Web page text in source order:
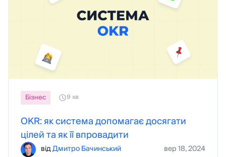
Бізнес 9 хв
OKR: як система допомагає досягати
цілей та як її впровадити
відДмитро Бачинський вер 18, 2024